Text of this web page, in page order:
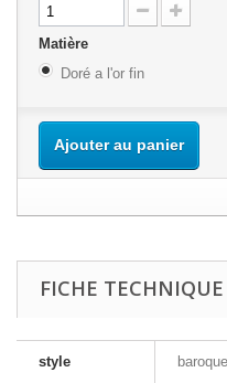
Matière
Doré a l'or fin
Ajouter au panier
FICHE TECHNIQUE
style baroque